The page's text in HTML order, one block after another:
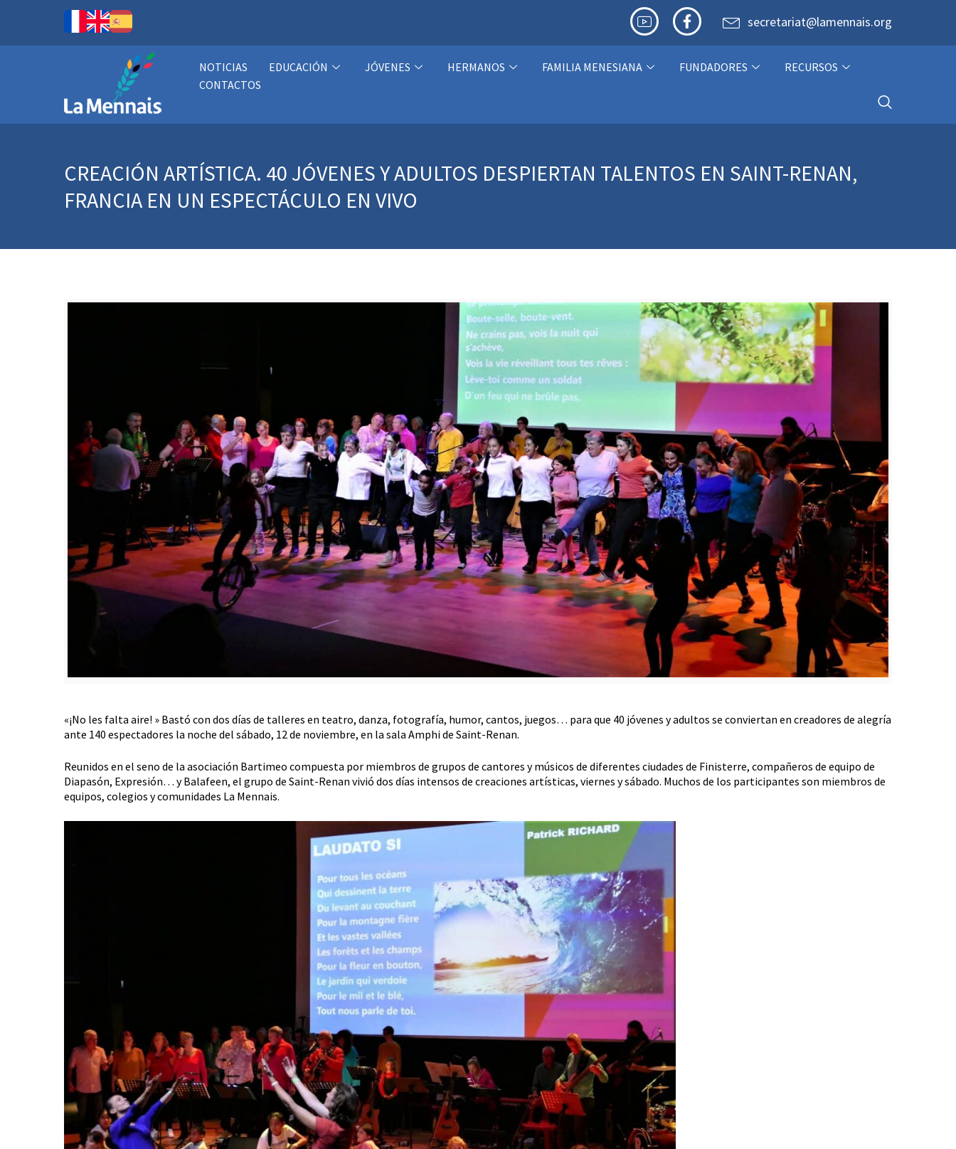
secretariat@lamennais.org
NOTICIAS EDUCACIÓN JÓVENES HERMANOS FAMILIA MENESIANA FUNDADORES
RECURSOS
CONTACTOS
CREACIÓN ARTÍSTICA. 40 JÓVENES Y ADULTOS DESPIERTAN TALENTOS EN SAINT-RENAN,
FRANCIA EN UN ESPECTÁCULO EN VIVO
«¡No les falta aire! » Bastó con dos días de talleres en teatro, danza, fotografía, humor, cantos, juegos… para que 40 jóvenes y adultos se conviertan en creadores de alegría
ante 140 espectadores la noche del sábado, 12 de noviembre, en la sala Amphi de Saint-Renan.
Reunidos en el seno de la asociación Bartimeo compuesta por miembros de grupos de cantores y músicos de diferentes ciudades de Finisterre, compañeros de equipo de
Diapasón, Expresión… y Balafeen, el grupo de Saint-Renan vivió dos días intensos de creaciones artísticas, viernes y sábado. Muchos de los participantes son miembros de
equipos, colegios y comunidades La Mennais.